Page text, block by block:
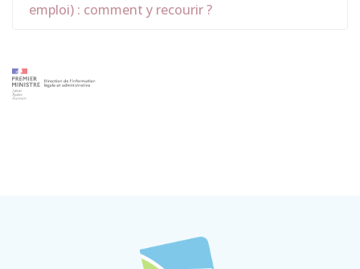
emploi) : comment y recourir ?